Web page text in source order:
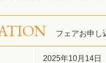
フェアお申し
2025年10月14日